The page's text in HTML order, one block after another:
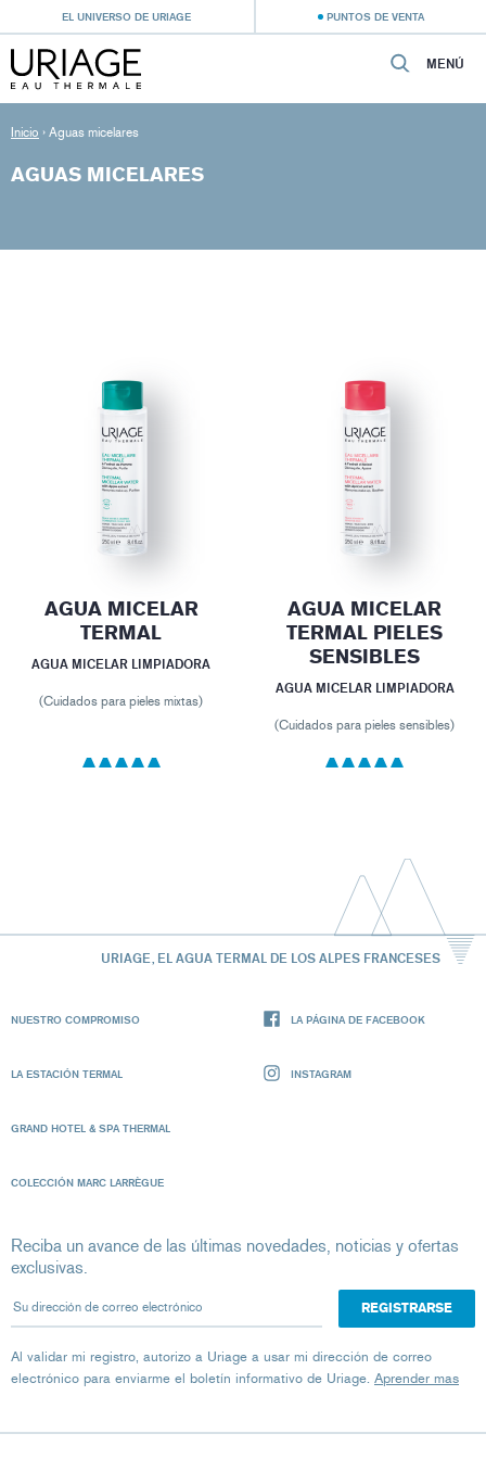
EL UNIVERSO DE URIAGE PUNTOS DE VENTA
MENÚ
Inicio › Aguas micelares
AGUAS MICELARES
AGUA MICELAR
TERMAL
AGUA MICELAR LIMPIADORA
(Cuidados para pieles mixtas)
AGUA MICELAR
TERMAL PIELES
SENSIBLES
AGUA MICELAR LIMPIADORA
(Cuidados para pieles sensibles)
URIAGE, EL AGUA TERMAL DE LOS ALPES FRANCESES
NUESTRO COMPROMISO
LA ESTACIÓN TERMAL
GRAND HOTEL & SPA THERMAL
COLECCIÓN MARC LARRÈGUE
LA PÁGINA DE FACEBOOK
INSTAGRAM
Reciba un avance de las últimas novedades, noticias y ofertas
exclusivas.
Su dirección de correo electrónico
Al validar mi registro, autorizo ​​a Uriage a usar mi dirección de correo
electrónico para enviarme el boletín informativo de Uriage. Aprender mas